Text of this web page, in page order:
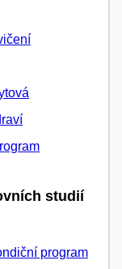
studií
program